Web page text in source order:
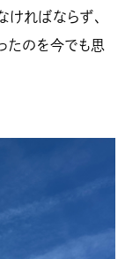
ければならず、
たのを今でも思